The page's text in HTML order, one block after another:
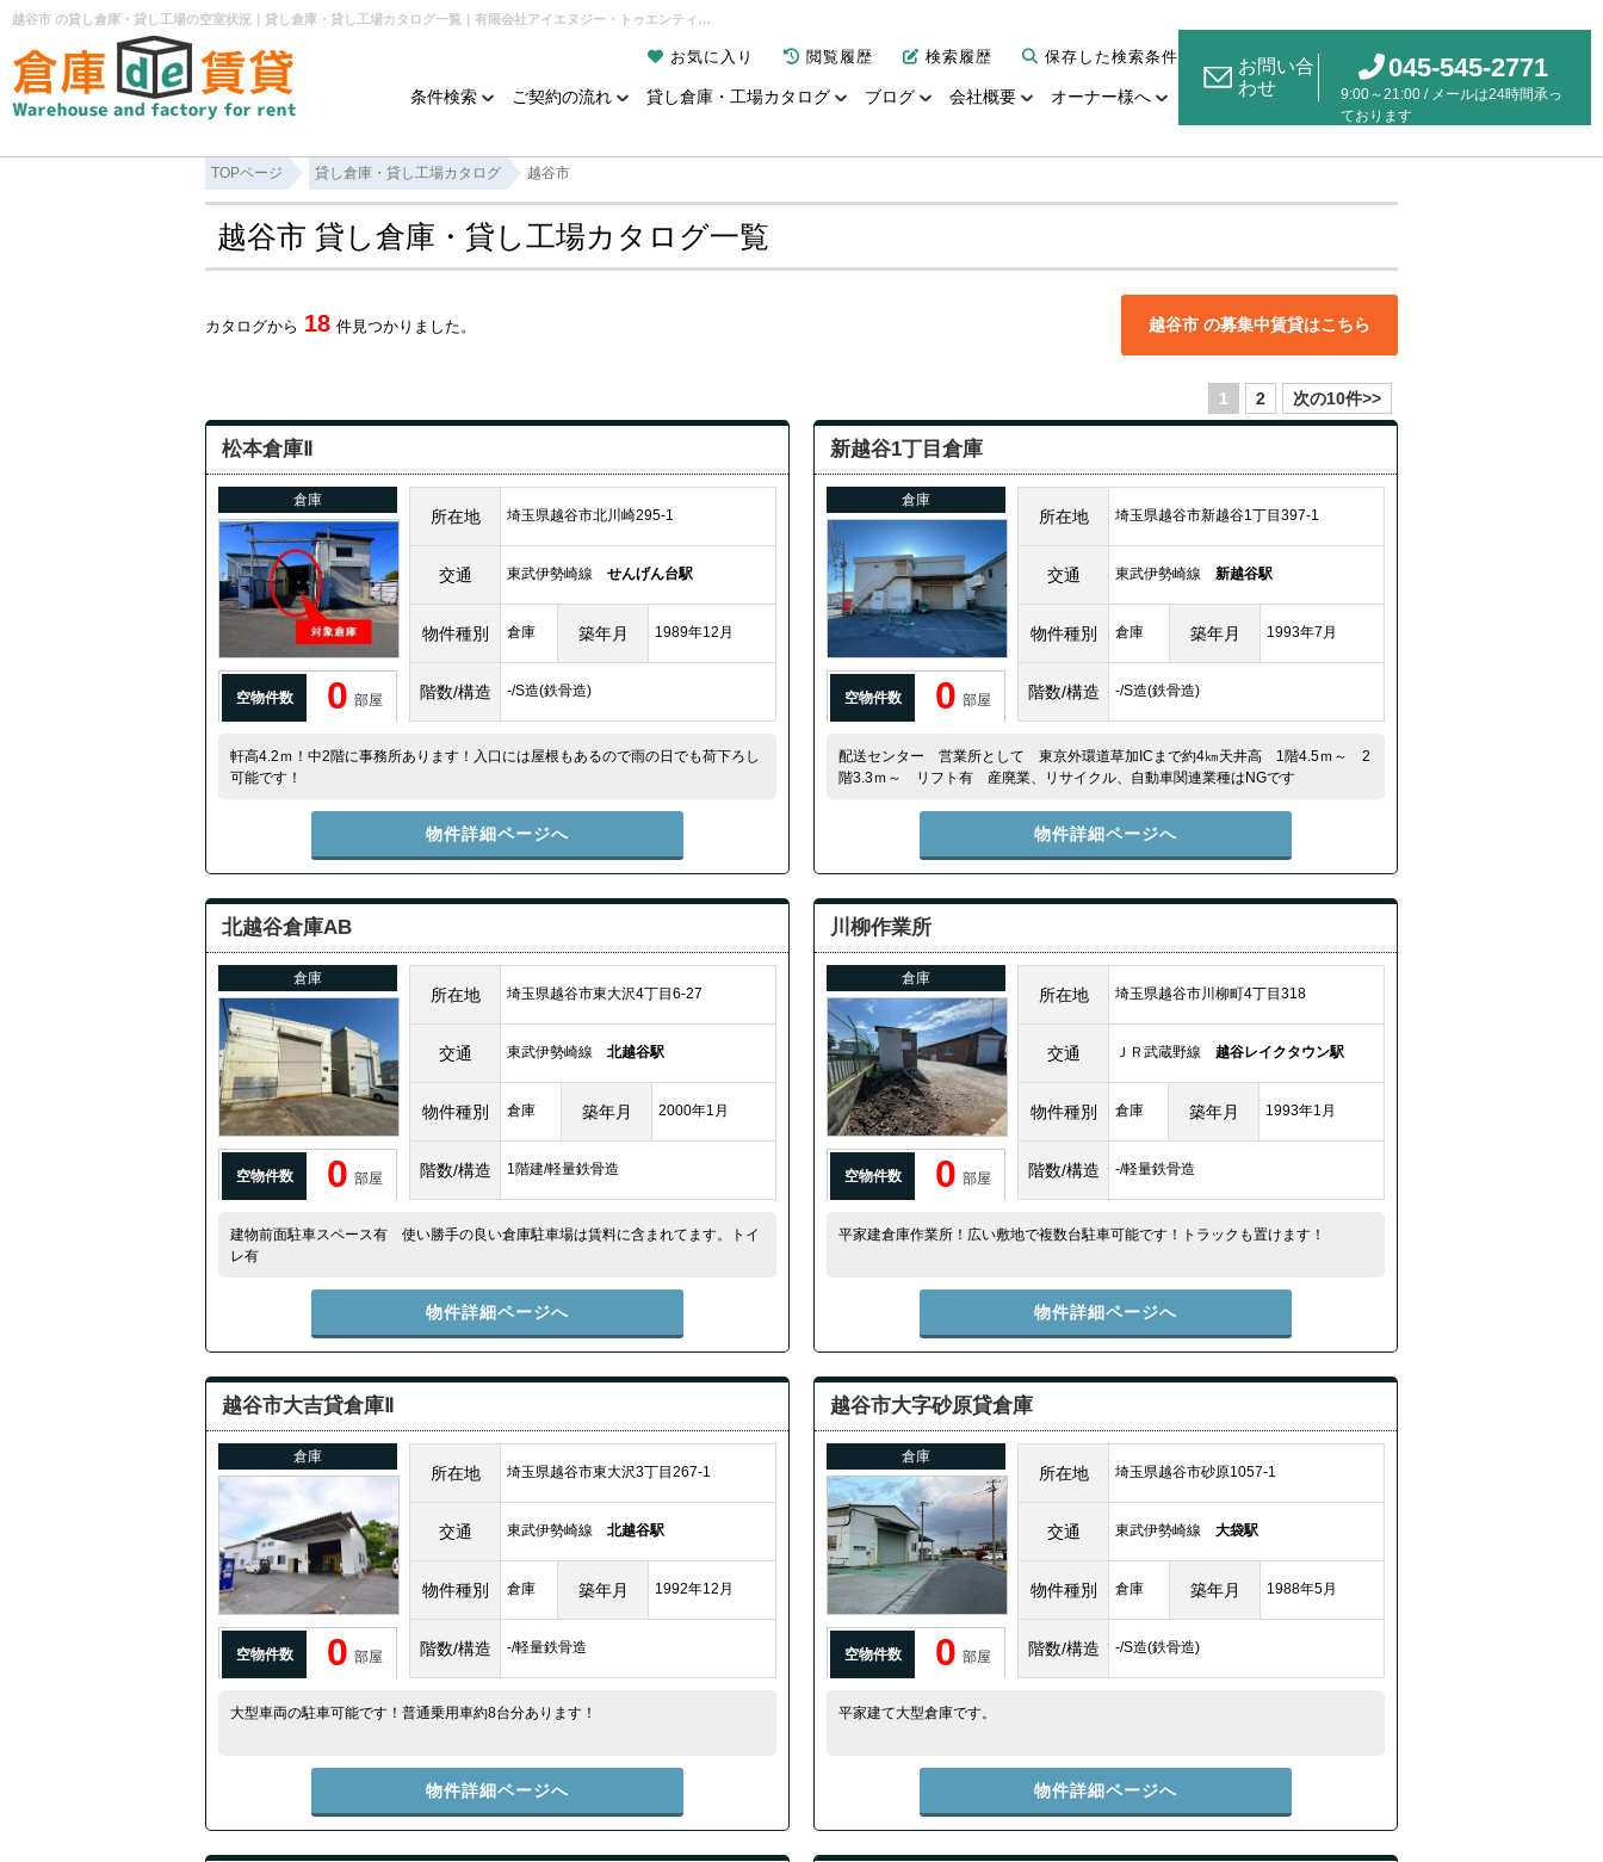
越谷市 の貸し倉庫・貸し工場の空室状況｜貸し倉庫・貸し工場カタログ一覧｜有限会社アイエヌジー・トゥエンティーワン
お気に入り 閲覧履歴 検索履歴 保存した検索条件
条件検索 ご契約の流れ 貸し倉庫・工場カタログ ブログ 会社概要 オーナー様へ
お問い合
わせ
045-545-2771
9:00～21:00 / メールは24時間承っ
ております
TOPページ 貸し倉庫・貸し工場カタログ 越谷市
越谷市 貸し倉庫・貸し工場カタログ一覧
カタログから 18 件見つかりました。 越谷市 の募集中賃貸はこちら
1 2 次の10件>>
松本倉庫Ⅱ
倉庫
空物件数 0 部屋
所在地 埼玉県越谷市北川崎295-1
交通 東武伊勢崎線 せんげん台駅
物件種別 倉庫 築年月 1989年12月
階数/構造 -/S造(鉄骨造)
軒高4.2ｍ！中2階に事務所あります！入口には屋根もあるので雨の日でも荷下ろし
可能です！
物件詳細ページへ
新越谷1丁目倉庫
倉庫
空物件数 0 部屋
所在地 埼玉県越谷市新越谷1丁目397-1
交通 東武伊勢崎線 新越谷駅
物件種別 倉庫 築年月 1993年7月
階数/構造 -/S造(鉄骨造)
配送センター 営業所として 東京外環道草加ICまで約4㎞天井高 1階4.5ｍ～ 2
階3.3ｍ～ リフト有 産廃業、リサイクル、自動車関連業種はNGです
物件詳細ページへ
北越谷倉庫AB
倉庫
空物件数 0 部屋
所在地 埼玉県越谷市東大沢4丁目6-27
交通 東武伊勢崎線 北越谷駅
物件種別 倉庫 築年月 2000年1月
階数/構造 1階建/軽量鉄骨造
建物前面駐車スペース有 使い勝手の良い倉庫駐車場は賃料に含まれてます。トイ
レ有
物件詳細ページへ
川柳作業所
倉庫
空物件数 0 部屋
所在地 埼玉県越谷市川柳町4丁目318
交通 ＪＲ武蔵野線 越谷レイクタウン駅
物件種別 倉庫 築年月 1993年1月
階数/構造 -/軽量鉄骨造
平家建倉庫作業所！広い敷地で複数台駐車可能です！トラックも置けます！
物件詳細ページへ
越谷市大吉貸倉庫Ⅱ
倉庫
空物件数 0 部屋
所在地 埼玉県越谷市東大沢3丁目267-1
交通 東武伊勢崎線 北越谷駅
物件種別 倉庫 築年月 1992年12月
階数/構造 -/軽量鉄骨造
大型車両の駐車可能です！普通乗用車約8台分あります！
物件詳細ページへ
越谷市大字砂原貸倉庫
倉庫
空物件数 0 部屋
所在地 埼玉県越谷市砂原1057-1
交通 東武伊勢崎線 大袋駅
物件種別 倉庫 築年月 1988年5月
階数/構造 -/S造(鉄骨造)
平家建て大型倉庫です。
物件詳細ページへ